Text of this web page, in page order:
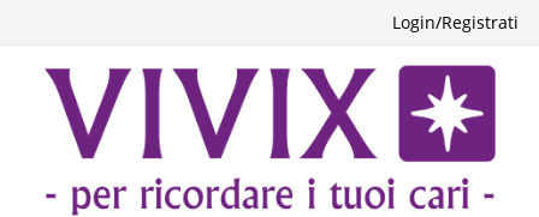
Login/Registrati